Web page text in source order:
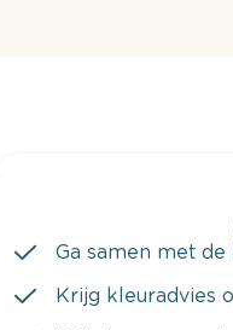
Ga samen met
Krijg kleuradvies